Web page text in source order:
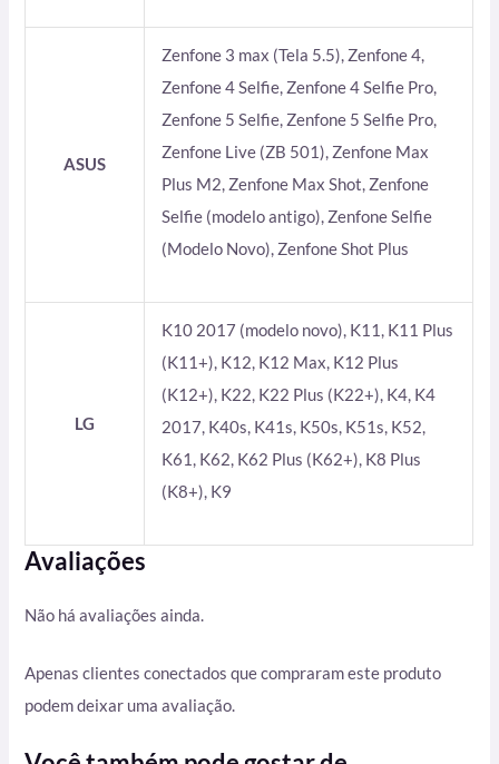
ASUS
Zenfone 3 max (Tela 5.5), Zenfone 4,
Zenfone 4 Selfie, Zenfone 4 Selfie Pro,
Zenfone 5 Selfie, Zenfone 5 Selfie Pro,
Zenfone Live (ZB 501), Zenfone Max
Plus M2, Zenfone Max Shot, Zenfone
Selfie (modelo antigo), Zenfone Selfie
(Modelo Novo), Zenfone Shot Plus
LG
K10 2017 (modelo novo), K11, K11 Plus
(K11+), K12, K12 Max, K12 Plus
(K12+), K22, K22 Plus (K22+), K4, K4
2017, K40s, K41s, K50s, K51s, K52,
K61, K62, K62 Plus (K62+), K8 Plus
(K8+), K9
Avaliações
Não há avaliações ainda.
Apenas clientes conectados que compraram este produto
podem deixar uma avaliação.